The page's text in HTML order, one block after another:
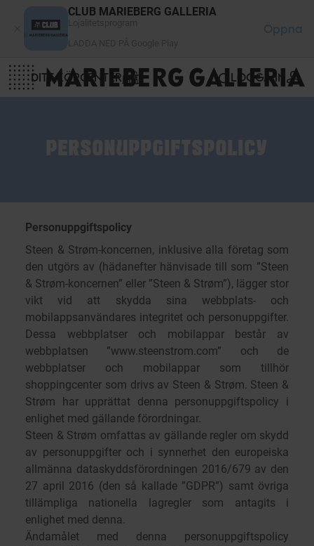
CLUB MARIEBERG GALLERIA
Öppna
DITT KÖPCENTER LOGGA IN
Personuppgiftspolicy
Steen & Strøm-koncernen, inklusive alla företag som
den utgörs av (hädanefter hänvisade till som ”Steen
& Strøm-koncernen” eller ”Steen & Strøm”), lägger stor
vikt vid att skydda sina webbplats- och
mobilappsanvändares integritet och personuppgifter.
Dessa webbplatser och mobilappar består av
webbplatsen ”www.steenstrom.com” och de
webbplatser och mobilappar som tillhör
shoppingcenter som drivs av Steen & Strøm. Steen &
Strøm har upprättat denna personuppgiftspolicy i
enlighet med gällande förordningar.
Steen & Strøm omfattas av gällande regler om skydd
av personuppgifter och i synnerhet den europeiska
allmänna dataskyddsförordningen 2016/679 av den
27 april 2016 (den så kallade ”GDPR”) samt övriga
tillämpliga nationella lagregler som antagits i
enlighet med denna.
Ändamålet med denna personuppgiftspolicy
Cookie- hanteringspanel